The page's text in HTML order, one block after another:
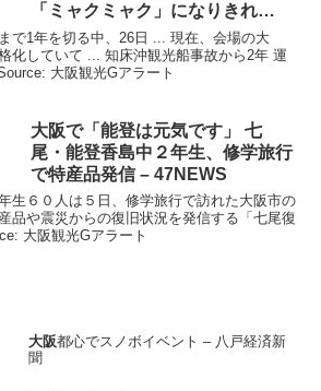
「ミャクミャク」になりきれ
る！？
で1年を切る中、26日 ... 現在、会場の大
化していて ... 知床沖観光船事故から2年 運
大阪観光Gアラート
大阪で「能登は元気です」 七
尾・能登香島中２年生、修学旅行
で特産品発信 – 47NEWS
生６０人は５日、修学旅行で訪れた大阪市の
品や震災からの復旧状況を発信する「七尾復
大阪観光Gアラート
大阪都心でスノボイベント – 八戸経済新
聞